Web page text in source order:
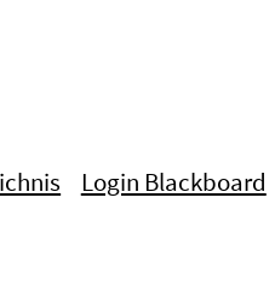
Login Blackboard